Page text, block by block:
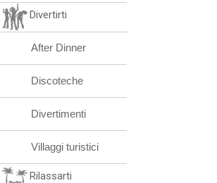
Divertirti
After Dinner
Discoteche
Divertimenti
Villaggi turistici
Rilassarti